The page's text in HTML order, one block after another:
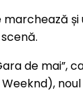
de mai”,